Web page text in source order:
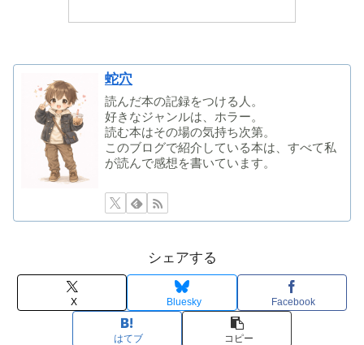
蛇穴
読んだ本の記録をつける人。
好きなジャンルは、ホラー。
読む本はその場の気持ち次第。
このブログで紹介している本は、すべて私
が読んで感想を書いています。
シェアする
X Bluesky Facebook
はてブ コピー